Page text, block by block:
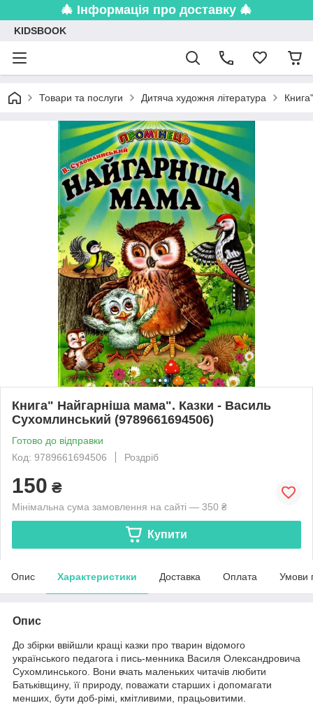
🎄 Інформація про доставку 🎄
KIDSBOOK
Товари та послуги Дитяча художня література
Книга" Найгарніша мама". Казки - Василь
Сухомлинський (9789661694506)
Готово до відправки
Код: 9789661694506
Роздріб
150 ₴
Мінімальна сума замовлення на сайті — 350 ₴
Купити
Опис Характеристики Доставка Оплата Умови
Опис
До збірки ввійшли кращі казки про тварин відомого
українського педагога і пись-менника Василя Олександровича
Сухомлинського. Вони вчать маленьких читачів любити
Батьківщину, її природу, поважати старших і допомагати
менших, бути доб-рімі, кмітливими, працьовитими.